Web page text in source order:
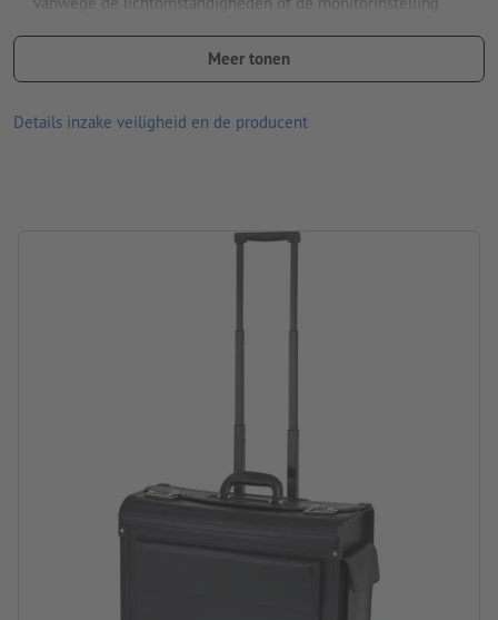
afmetingen: 45 x 35 x 20 cm
Meer tonen
Details inzake veiligheid en de producent